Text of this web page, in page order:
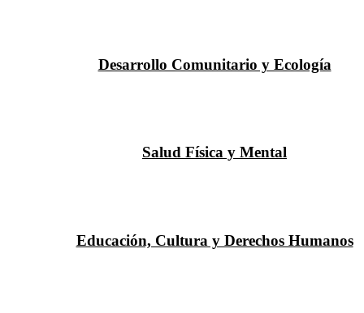
Desarrollo Comunitario y Ecología
Salud Física y Mental
Educación, Cultura y Derechos Humanos